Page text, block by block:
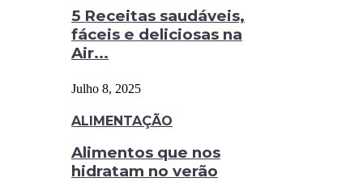
5 Receitas saudáveis,
fáceis e deliciosas na
Air...
Julho 8, 2025
ALIMENTAÇÃO
Alimentos que nos
hidratam no verão